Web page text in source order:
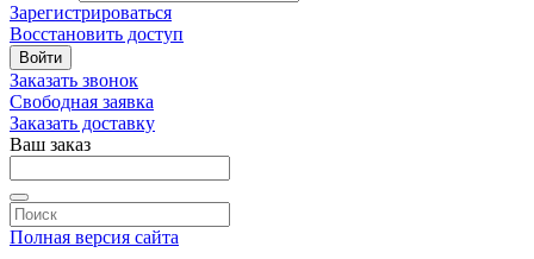
Зарегистрироваться
Восстановить доступ
Войти
Заказать звонок
Свободная заявка
Заказать доставку
Ваш заказ
Полная версия сайта